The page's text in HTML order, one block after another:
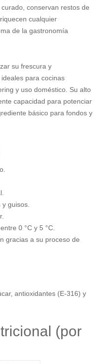
conservan restos de
cualquier
de la gastronomía
su frescura y
para cocinas
y uso doméstico. Su alto
capacidad para potenciar
básico para fondos y
guisos.
0 °C y 5 °C.
gracias a su proceso de
antioxidantes (E-316) y
(por